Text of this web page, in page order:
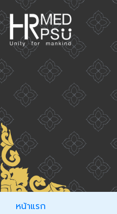
หน้าแรก